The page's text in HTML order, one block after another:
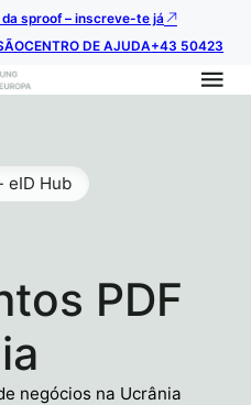
sproof – inscreve-te já
CENTRO DE AJUDA+43 50423
PDF
eID Hub
negócios na Ucrânia